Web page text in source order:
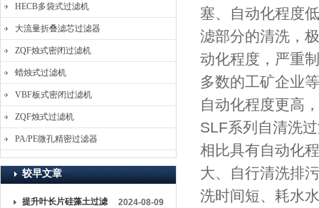
HECB多袋式过滤机
大流量折叠滤芯过滤器
ZQF烛式密闭过滤机
蜡烛式过滤机
VBF板式密闭过滤机
ZQF烛式过滤机
PA/PE微孔精密过滤器
较早文章
提升叶长片硅藻土过滤 2024-08-09
塞、自动化程
滤部分的清洗
动化程度，严重
多数的工矿企业
自动化程度更高
SLF系列自清洗过
相比具有自动化程度
大、自行清洗排
洗时间短、耗水